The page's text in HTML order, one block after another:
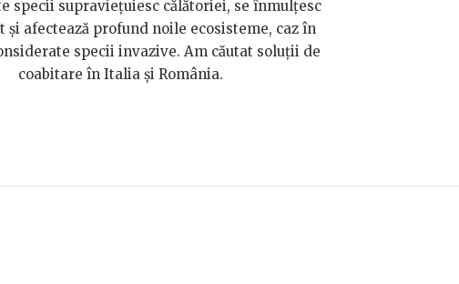
specii supraviețuiesc călătoriei, se înmulțesc
și afectează profund noile ecosisteme, caz în
specii invazive. Am căutat soluții de
coabitare în Italia și România.